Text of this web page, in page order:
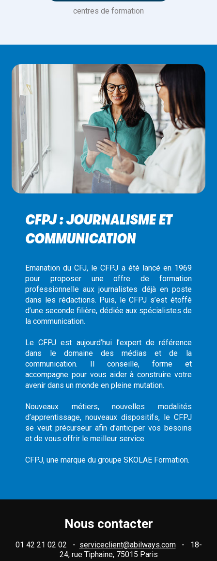
centres de formation
CFPJ : JOURNALISME ET
COMMUNICATION
Emanation du CFJ, le CFPJ a été lancé en 1969
pour proposer une offre de formation
professionnelle aux journalistes déjà en poste
dans les rédactions. Puis, le CFPJ s’est étoffé
d’une seconde filière, dédiée aux spécialistes de
la communication.
Le CFPJ est aujourd’hui l’expert de référence
dans le domaine des médias et de la
communication. Il conseille, forme et
accompagne pour vous aider à construire votre
avenir dans un monde en pleine mutation.
Nouveaux métiers, nouvelles modalités
d’apprentissage, nouveaux dispositifs, le CFPJ
se veut précurseur afin d’anticiper vos besoins
et de vous offrir le meilleur service.
CFPJ, une marque du groupe SKOLAE Formation.
Nous contacter
01 42 21 02 02 - serviceclient@abilways.com- 18-
24, rue Tiphaine, 75015 Paris